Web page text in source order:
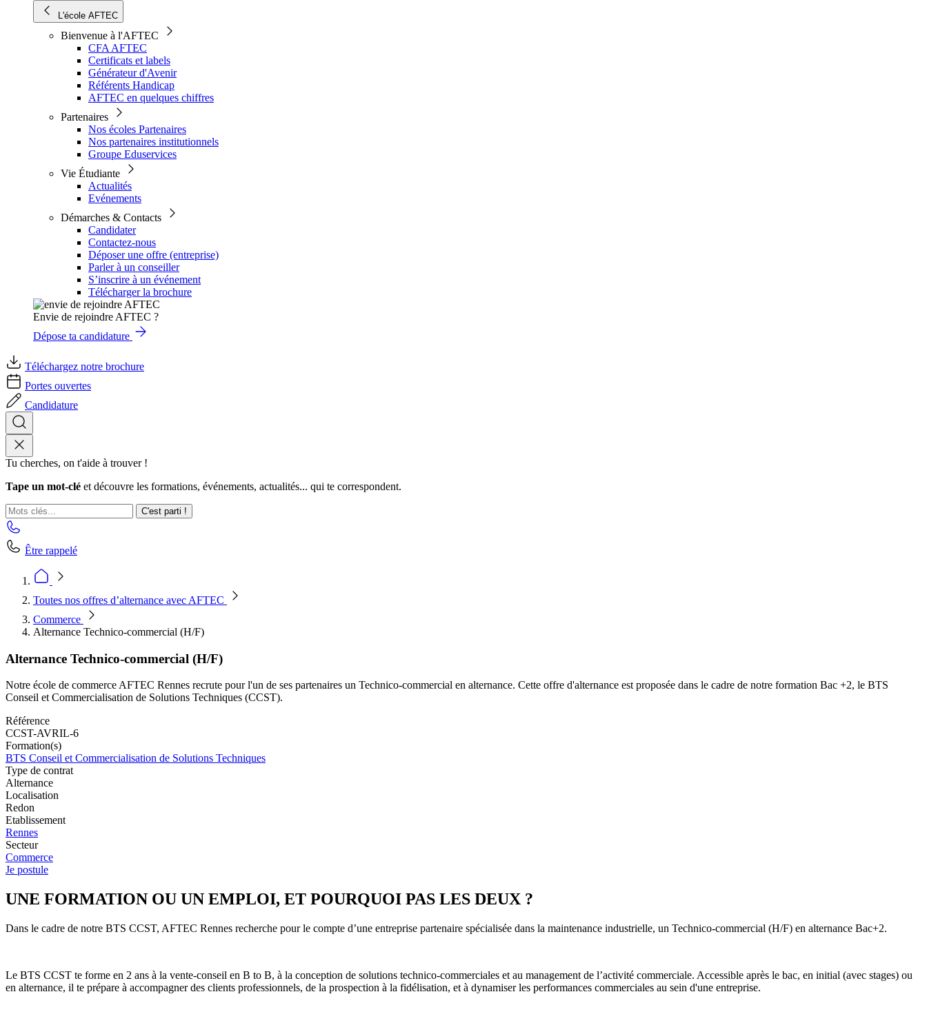
L'école AFTEC
Bienvenue à l'AFTEC
CFA AFTEC
Certificats et labels
Générateur d'Avenir
Référents Handicap
AFTEC en quelques chiffres
Partenaires
Nos écoles Partenaires
Nos partenaires institutionnels
Groupe Eduservices
Vie Étudiante
Actualités
Evénements
Démarches & Contacts
Candidater
Contactez-nous
Déposer une offre (entreprise)
Parler à un conseiller
S’inscrire à un événement
Télécharger la brochure
Envie de rejoindre AFTEC ?
Dépose ta candidature
Téléchargez notre brochure
Portes ouvertes
Candidature
Tu cherches, on t'aide à trouver !
Tape un mot-clé et découvre les formations, événements, actualités... qui te correspondent.
C'est parti !
Être rappelé
Toutes nos offres d’alternance avec AFTEC
Commerce
Alternance Technico-commercial (H/F)
Alternance Technico-commercial (H/F)
Notre école de commerce AFTEC Rennes recrute pour l'un de ses partenaires un Technico-commercial en alternance. Cette offre d'alternance est proposée dans le cadre de notre formation Bac +2, le BTS
Conseil et Commercialisation de Solutions Techniques (CCST).
Référence
CCST-AVRIL-6
Formation(s)
BTS Conseil et Commercialisation de Solutions Techniques
Type de contrat
Alternance
Localisation
Redon
Etablissement
Rennes
Secteur
Commerce
Je postule
UNE FORMATION OU UN EMPLOI, ET POURQUOI PAS LES DEUX ?
Dans le cadre de notre BTS CCST, AFTEC Rennes recherche pour le compte d’une entreprise partenaire spécialisée dans la maintenance industrielle, un Technico-commercial (H/F) en alternance Bac+2.
Le BTS CCST te forme en 2 ans à la vente-conseil en B to B, à la conception de solutions technico-commerciales et au management de l’activité commerciale. Accessible après le bac, en initial (avec stages) ou
en alternance, il te prépare à accompagner des clients professionnels, de la prospection à la fidélisation, et à dynamiser les performances commerciales au sein d'une entreprise.